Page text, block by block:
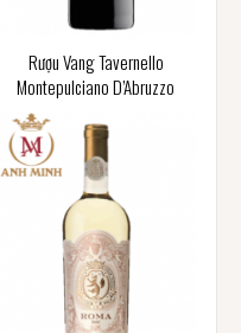
Rượu Vang Tavernello
Montepulciano D’Abruzzo